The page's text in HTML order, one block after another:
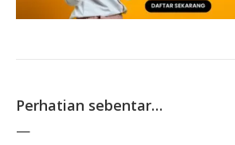
Perhatian sebentar…
—